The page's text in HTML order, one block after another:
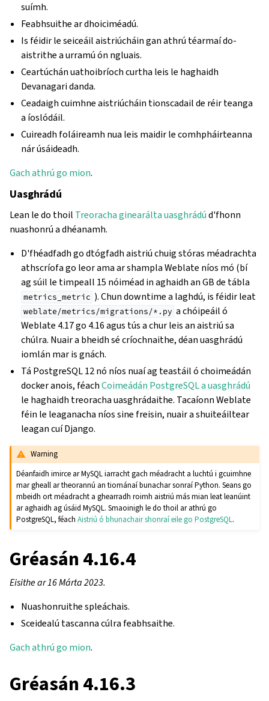
suímh.
Feabhsuithe ar dhoiciméadú.
Is féidir le seiceáil aistriúcháin gan athrú téarmaí do-
aistrithe a urramú ón ngluais.
Ceartúchán uathoibríoch curtha leis le haghaidh
Devanagari danda.
Ceadaigh cuimhne aistriúcháin tionscadail de réir teanga
a íoslódáil.
Cuireadh foláireamh nua leis maidir le comhpháirteanna
nár úsáideadh.
Gach athrú go mion.
Uasghrádú
Lean le do thoil Treoracha ginearálta uasghrádúd'fhonn
nuashonrú a dhéanamh.
D'fhéadfadh go dtógfadh aistriú chuig stóras méadrachta
athscríofa go leor ama ar shampla Weblate níos mó (bí
ag súil le timpeall 15 nóiméad in aghaidh an GB de tábla
metrics_metric ). Chun downtime a laghdú, is féidir leat
weblate/metrics/migrations/*.py a chóipeáil ó
Weblate 4.17 go 4.16 agus tús a chur leis an aistriú sa
chúlra. Nuair a bheidh sé críochnaithe, déan uasghrádú
iomlán mar is gnách.
Tá PostgreSQL 12 nó níos nuaí ag teastáil ó choimeádán
docker anois, féachCoimeádán PostgreSQL a uasghrádú
le haghaidh treoracha uasghrádaithe. Tacaíonn Weblate
féin le leaganacha níos sine freisin, nuair a shuiteáiltear
leagan cuí Django.
Warning
Déanfaidh imirce ar MySQL iarracht gach méadracht a luchtú i gcuimhne
mar gheall ar theorannú an tiománaí bunachar sonraí Python. Seans go
mbeidh ort méadracht a ghearradh roimh aistriú más mian leat leanúint
ar aghaidh ag úsáid MySQL. Smaoinigh le do thoil ar athrú go
PostgreSQL, féachAistriú ó bhunachair shonraí eile go PostgreSQL.
Gréasán 4.16.4
Eisithe ar 16 Márta 2023.
Nuashonruithe spleáchais.
Sceidealú tascanna cúlra feabhsaithe.
Gach athrú go mion.
Gréasán 4.16.3